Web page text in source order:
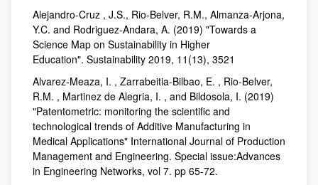
Alejandro-Cruz , J.S., Rio-Belver, R.M., Almanza-Arjona,
Y.C. and Rodriguez-Andara, A. (2019) "Towards a
Science Map on Sustainability in Higher
Education". Sustainability 2019, 11(13), 3521
Alvarez-Meaza, I. , Zarrabeitia-Bilbao, E. , Rio-Belver,
R.M. , Martinez de Alegria, I. , and Bildosola, I. (2019)
"Patentometric: monitoring the scientific and
technological trends of Additive Manufacturing in
Medical Applications" International Journal of Production
Management and Engineering. Special issue:Advances
in Engineering Networks, vol 7. pp 65-72.